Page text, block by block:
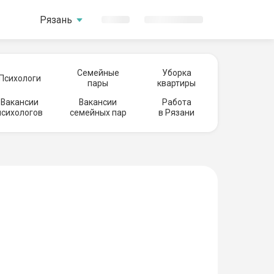
Рязань
Семейные
пары
Уборка
квартиры
Вакансии
Вакансии
семейных пар
Работа
в Рязани